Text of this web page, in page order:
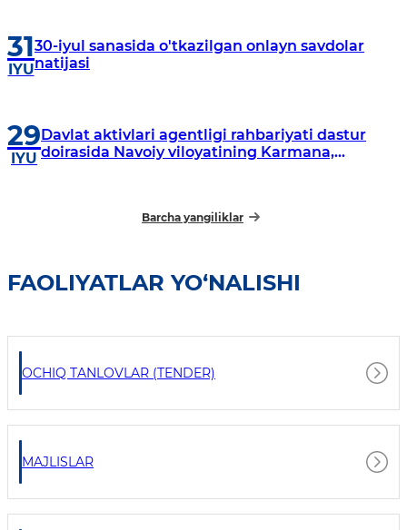
31
IYU
30-iyul sanasida o'tkazilgan onlayn savdolar
natijasi
29
IYU
Davlat aktivlari agentligi rahbariyati dastur
doirasida Navoiy viloyatining Karmana,
Barcha yangiliklar
FAOLIYATLAR YO‘NALISHI
OCHIQ TANLOVLAR (TENDER)
MAJLISLAR